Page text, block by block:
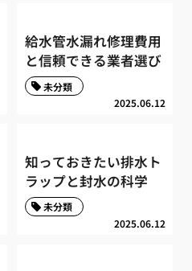
給水管水漏れ修理費用
と信頼できる業者選び
2025.06.12
未分類
知っておきたい排水ト
ラップと封水の科学
2025.06.12
未分類